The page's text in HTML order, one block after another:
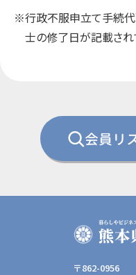
※行政不服申立て手続代
士の修了日が記載され
会員リ
〒862-0956